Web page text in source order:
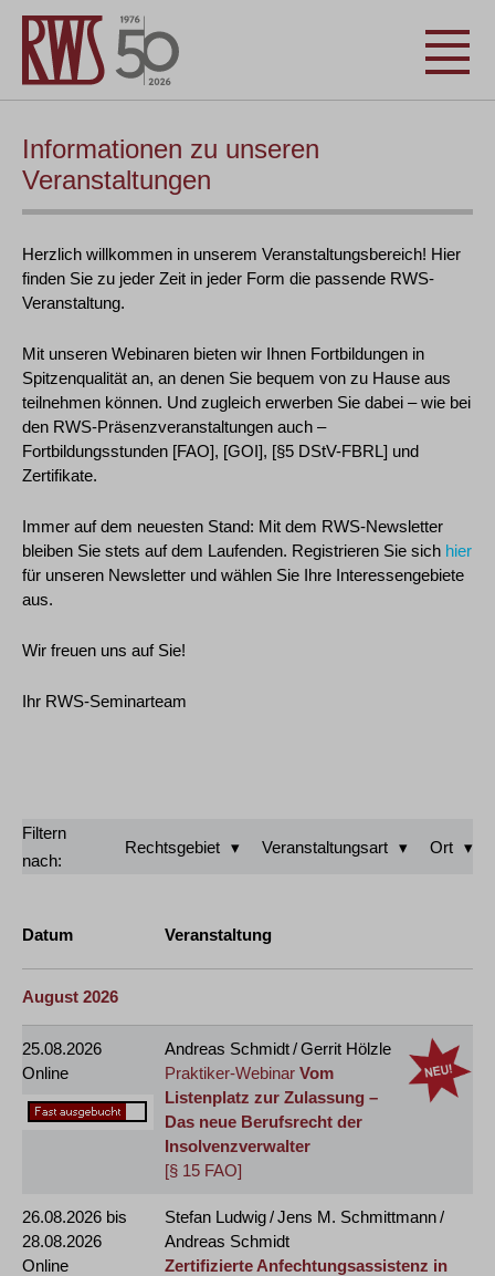
Informationen zu unseren
Veranstaltungen
Herzlich willkommen in unserem Veranstaltungsbereich! Hier
finden Sie zu jeder Zeit in jeder Form die passende RWS-
Veranstaltung.
Mit unseren Webinaren bieten wir Ihnen Fortbildungen in
Spitzenqualität an, an denen Sie bequem von zu Hause aus
teilnehmen können. Und zugleich erwerben Sie dabei – wie bei
den RWS-Präsenzveranstaltungen auch –
Fortbildungsstunden [FAO], [GOI], [§5 DStV-FBRL] und
Zertifikate.
Immer auf dem neuesten Stand: Mit dem RWS-Newsletter
bleiben Sie stets auf dem Laufenden. Registrieren Sie sich hier
für unseren Newsletter und wählen Sie Ihre Interessengebiete
aus.
Wir freuen uns auf Sie!
Ihr RWS-Seminarteam
Filtern
nach:
Rechtsgebiet Veranstaltungsart Ort
Datum Veranstaltung
August 2026
25.08.2026
Online
Andreas Schmidt / Gerrit Hölzle
Praktiker-Webinar Vom
Listenplatz zur Zulassung –
Das neue Berufsrecht der
Insolvenzverwalter
[§ 15 FAO]
26.08.2026 bis
28.08.2026
Online
Stefan Ludwig / Jens M. Schmittmann /
Andreas Schmidt
Zertifizierte Anfechtungsassistenz in